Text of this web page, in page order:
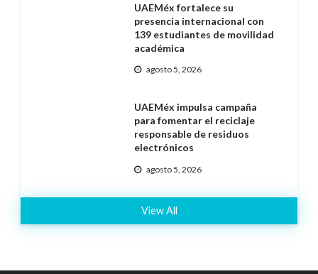
UAEMéx fortalece su
presencia internacional con
139 estudiantes de movilidad
académica
agosto 5, 2026
UAEMéx impulsa campaña
para fomentar el reciclaje
responsable de residuos
electrónicos
agosto 5, 2026
View All